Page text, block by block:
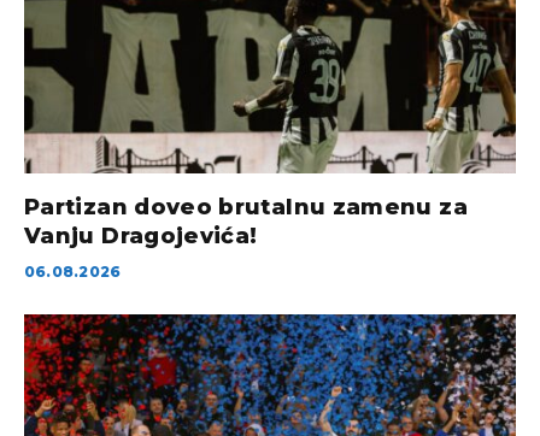
Partizan doveo brutalnu zamenu za
Vanju Dragojevića!
06.08.2026